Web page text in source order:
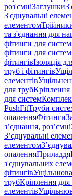
роз'ємніЗаглушки
З'єднувальні
елементом
та з'єднання для
фітинги для
фітинги для
фітингівІзоляція
труб і фітингів
елементів
для трубКріплення
для систем
PushFitТруби
опаленняФітинги
з’єднання, роз’ємні
З’єднувальні
елементом
опаленняПриладдя
з'єднувальних
фітингів
трубКріплення для
елементів